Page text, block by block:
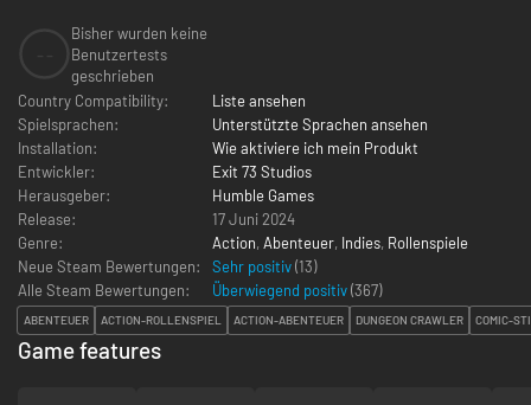
Bisher wurden keine
Benutzertests
geschrieben
Country Compatibility:
Liste ansehen
Spielsprachen:
Unterstützte Sprachen ansehen
Installation:
Wie aktiviere ich mein Produkt
Entwickler:
Exit 73 Studios
Herausgeber:
Humble Games
Release:
17 Juni 2024
Genre:
Action, Abenteuer, Indies, Rollenspiele
Neue Steam Bewertungen:
Sehr positiv(13)
Alle Steam Bewertungen:
Überwiegend positiv(367)
ABENTEUER ACTION-ROLLENSPIEL ACTION-ABENTEUER DUNGEON CRAWLER COMIC-
Game features